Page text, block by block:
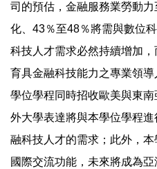
司的預估，金融服務業勞動
化、43％至48％將需與數位
科技人才需求必然持續增加
育具金融科技能力之專業領
學位學程同時招收歐美與東
外大學表達將與本學位學程
融科技人才的需求；此外，
國際交流功能，未來將成為